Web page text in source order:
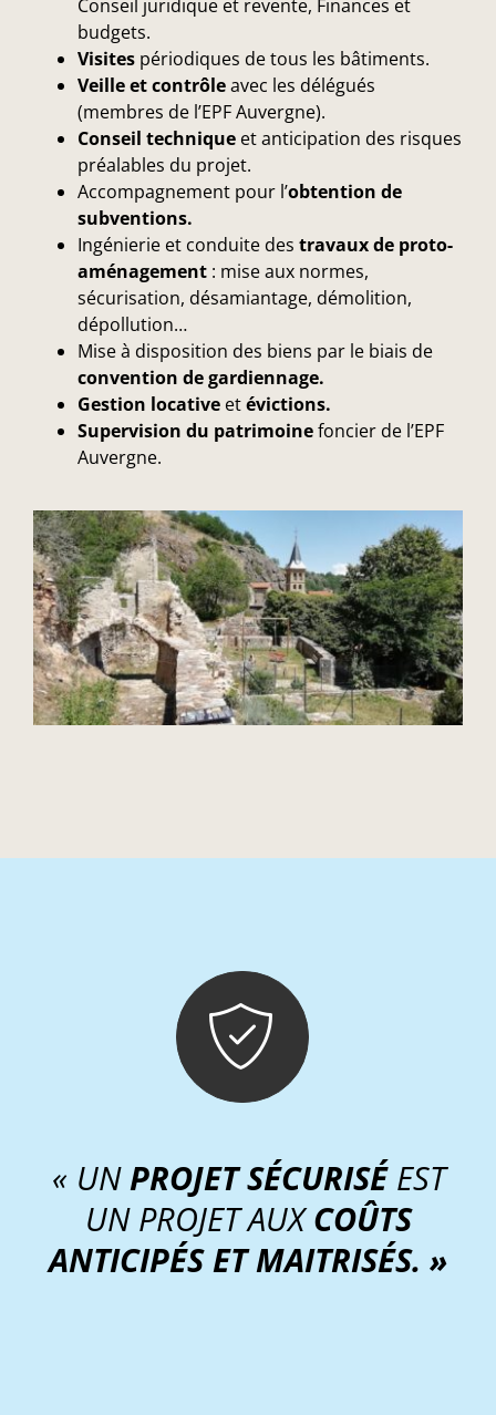
Conseil juridique et revente, Finances et
budgets.
Visites périodiques de tous les bâtiments.
Veille et contrôleavec les délégués
(membres de l’EPF Auvergne).
Conseil technique et anticipation des risques
préalables du projet.
Accompagnement pour l’obtention de
subventions.
Ingénierie et conduite des travaux de proto-
aménagement : mise aux normes,
sécurisation, désamiantage, démolition,
dépollution…
Mise à disposition des biens par le biais de
convention de gardiennage.
Gestion locative etévictions.
Supervision du patrimoinefoncier de l’EPF
Auvergne.
« UNPROJET SÉCURISÉEST
UN PROJET AUXCOÛTS
ANTICIPÉS ET MAITRISÉS. »